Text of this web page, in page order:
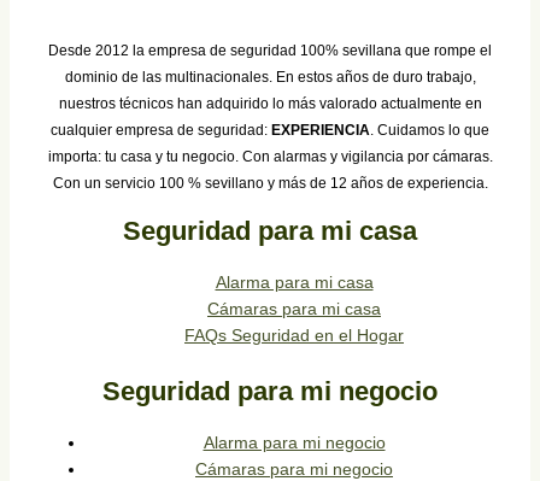
Desde 2012 la empresa de seguridad 100% sevillana que rompe el
dominio de las multinacionales. En estos años de duro trabajo,
nuestros técnicos han adquirido lo más valorado actualmente en
cualquier empresa de seguridad: EXPERIENCIA. Cuidamos lo que
importa: tu casa y tu negocio. Con alarmas y vigilancia por cámaras.
Con un servicio 100 % sevillano y más de 12 años de experiencia.
Seguridad para mi casa
Alarma para mi casa
Cámaras para mi casa
FAQs Seguridad en el Hogar
Seguridad para mi negocio
Alarma para mi negocio
Cámaras para mi negocio